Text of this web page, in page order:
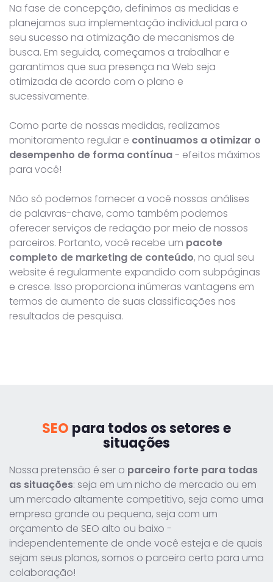
Na fase de concepção, definimos as medidas e
planejamos sua implementação individual para o
seu sucesso na otimização de mecanismos de
busca. Em seguida, começamos a trabalhar e
garantimos que sua presença na Web seja
otimizada de acordo com o plano e
sucessivamente.
Como parte de nossas medidas, realizamos
monitoramento regular e continuamos a otimizar o
desempenho de forma contínua- efeitos máximos
para você!
Não só podemos fornecer a você nossas análises
de palavras-chave, como também podemos
oferecer serviços de redação por meio de nossos
parceiros. Portanto, você recebe um pacote
completo de marketing de conteúdo, no qual seu
website é regularmente expandido com subpáginas
e cresce. Isso proporciona inúmeras vantagens em
termos de aumento de suas classificações nos
resultados de pesquisa.
SEO para todos os setores e
situações
Nossa pretensão é ser o parceiro forte para todas
as situações: seja em um nicho de mercado ou em
um mercado altamente competitivo, seja como uma
empresa grande ou pequena, seja com um
orçamento de SEO alto ou baixo -
independentemente de onde você esteja e de quais
sejam seus planos, somos o parceiro certo para uma
colaboração!